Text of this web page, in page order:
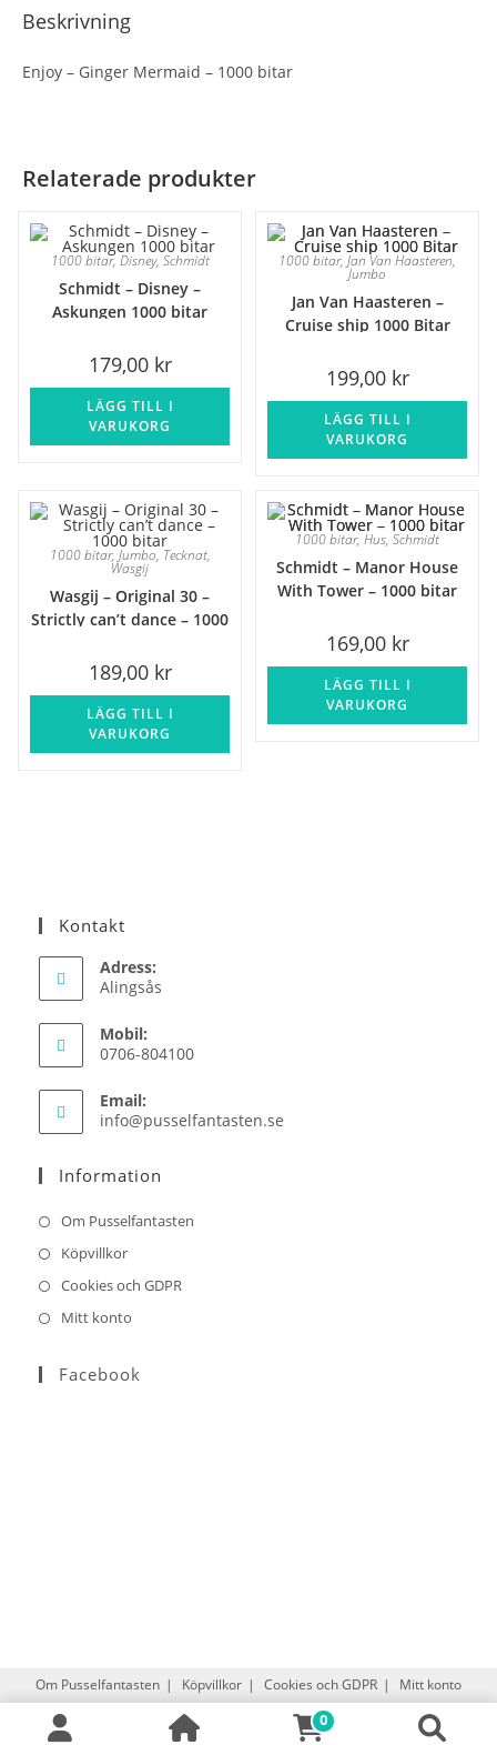
Beskrivning
Enjoy – Ginger Mermaid – 1000 bitar
Relaterade produkter
1000 bitar, Disney, Schmidt
Schmidt – Disney –
Askungen 1000 bitar
179,00 kr
LÄGG TILL I
VARUKORG
1000 bitar, Jan Van Haasteren,
Jumbo
Jan Van Haasteren –
Cruise ship 1000 Bitar
199,00 kr
LÄGG TILL I
VARUKORG
1000 bitar, Jumbo, Tecknat,
Wasgij
Wasgij – Original 30 –
Strictly can’t dance – 1000
189,00 kr
LÄGG TILL I
VARUKORG
1000 bitar, Hus, Schmidt
Schmidt – Manor House
With Tower – 1000 bitar
169,00 kr
LÄGG TILL I
VARUKORG
Kontakt
Adress:
Alingsås
Mobil:
0706-804100
Email:
info@pusselfantasten.se
Information
Om Pusselfantasten
Köpvillkor
Cookies och GDPR
Mitt konto
Facebook
Om Pusselfantasten Köpvillkor Cookies och GDPR Mitt konto
Copyright © 2021pusselfantasten.se -Webshop levererad av
0